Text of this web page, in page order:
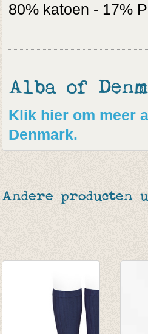
80% katoen - 17%
Alba of
Klik hier om meer
Denmark.
Andere producten